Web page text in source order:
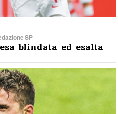
SP
blindata ed esalta